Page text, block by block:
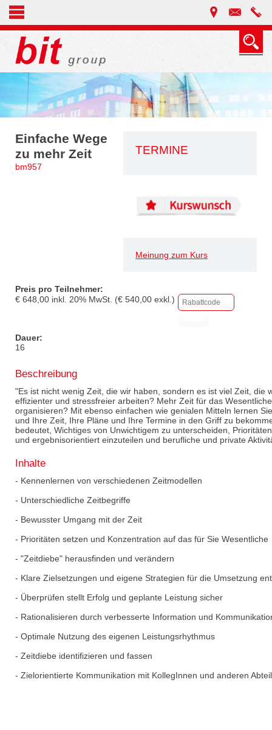
TERMINE
Meinung zum Kurs
Einfache Wege
zu mehr Zeit
bm957
Preis pro Teilnehmer:
€ 648,00 inkl. 20% MwSt. (€ 540,00 exkl.)
Dauer:
16
Beschreibung
"Es ist nicht wenig Zeit, die wir haben, sondern es ist viel Zeit, die
effizienter und stressfreier arbeiten? Mehr Zeit für das
organisieren? Mit ebenso einfachen wie genialen Mitteln lernen
und Ihre Zeit, Ihre Pläne und Ihre Termine in den Griff zu
bedeutet, Wichtiges von Unwichtigem zu unterscheiden,
und ergebnisorientiert einzuteilen und berufliche und private
Inhalte
- Kennenlernen von verschiedenen Zeitmodellen
- Unterschiedliche Zeitbegriffe
- Bewusster Umgang mit der Zeit
- Prioritäten setzen und Konzentration auf das für Sie Wesentliche
- "Zeitdiebe" herausfinden und verändern
- Klare Zielsetzungen und eigene Strategien für die Umsetzung
- Überprüfen stellt Erfolg und geplante Leistung sicher
- Rationalisieren durch verbesserte Information und
- Optimale Nutzung des eigenen Leistungsrhythmus
- Zeitdiebe identifizieren und fassen
- Zielorientierte Kommunikation mit KollegInnen und anderen